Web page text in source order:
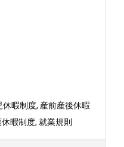
暇制度, 産前産後休暇
暇制度, 就業規則